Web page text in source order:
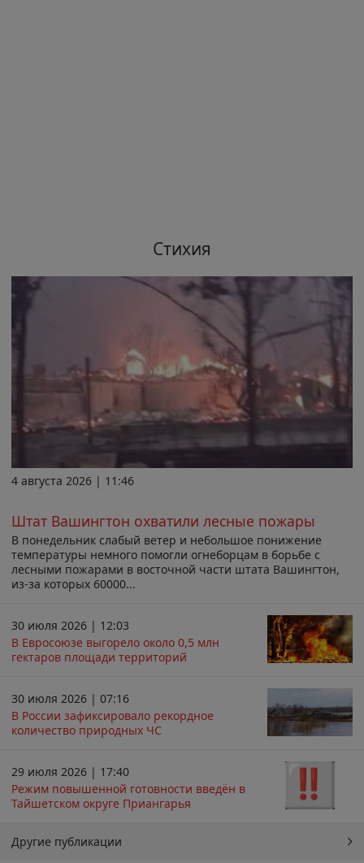
Стихия
4 августа 2026 | 11:46
Штат Вашингтон охватили лесные пожары
В понедельник слабый ветер и небольшое понижение
температуры немного помогли огнеборцам в борьбе с
лесными пожарами в восточной части штата Вашингтон,
из-за которых 60000...
30 июля 2026 | 12:03
В Евросоюзе выгорело около 0,5 млн
гектаров площади территорий
30 июля 2026 | 07:16
В России зафиксировало рекордное
количество природных ЧС
29 июля 2026 | 17:40
Режим повышенной готовности введён в
Тайшетском округе Приангарья
Другие публикации